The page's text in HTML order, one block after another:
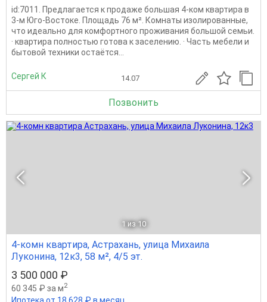
id:7011. Предлагается к продаже большая 4-ком квартира в
3-м Юго-Востоке. Площадь 76 м². Комнаты изолированные,
что идеально для комфортного проживания большой семьи.
· квартира полностью готова к заселению. · Часть мебели и
бытовой техники остаётся...
Сергей К 14.07
Позвонить
1 из 10
4-комн квартира, Астрахань, улица Михаила
Луконина, 12к3, 58 м², 4/5 эт.
3 500 000 ₽
60 345 ₽ за м2